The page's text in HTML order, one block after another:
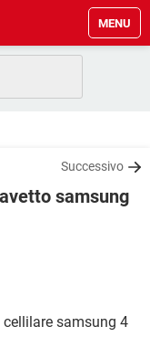
MENU
10
Successivo
samsung
samsung 4